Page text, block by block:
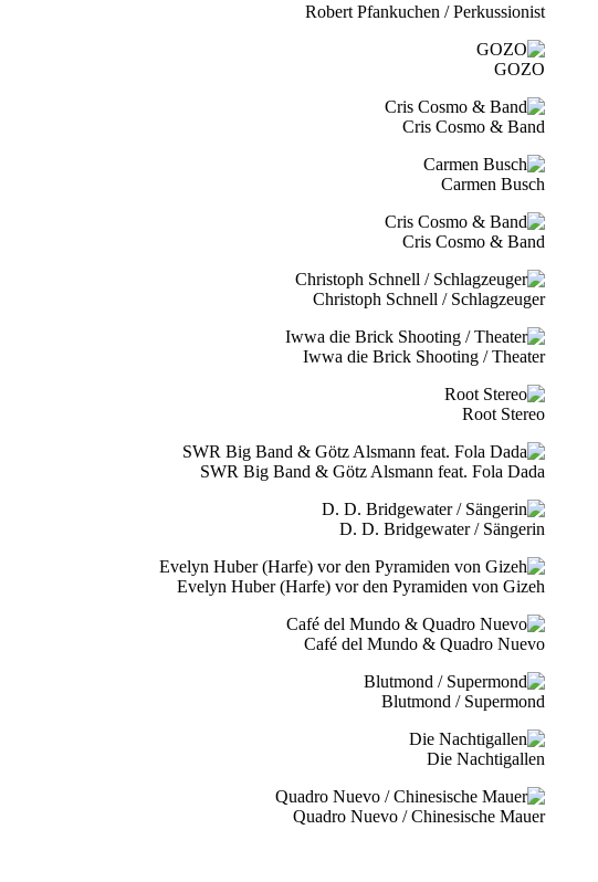
Robert Pfankuchen / Perkussionist
GOZO
Cris Cosmo & Band
Carmen Busch
Cris Cosmo & Band
Christoph Schnell / Schlagzeuger
Iwwa die Brick Shooting / Theater
Root Stereo
SWR Big Band & Götz Alsmann feat. Fola Dada
D. D. Bridgewater / Sängerin
Evelyn Huber (Harfe) vor den Pyramiden von Gizeh
Café del Mundo & Quadro Nuevo
Blutmond / Supermond
Die Nachtigallen
Quadro Nuevo / Chinesische Mauer